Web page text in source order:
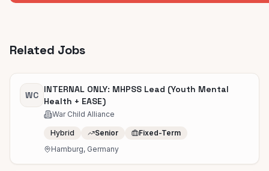
Related Jobs
WC
INTERNAL ONLY: MHPSS Lead (Youth Mental
Health + EASE)
War Child Alliance
Hybrid Senior
Fixed-Term
Hamburg, Germany